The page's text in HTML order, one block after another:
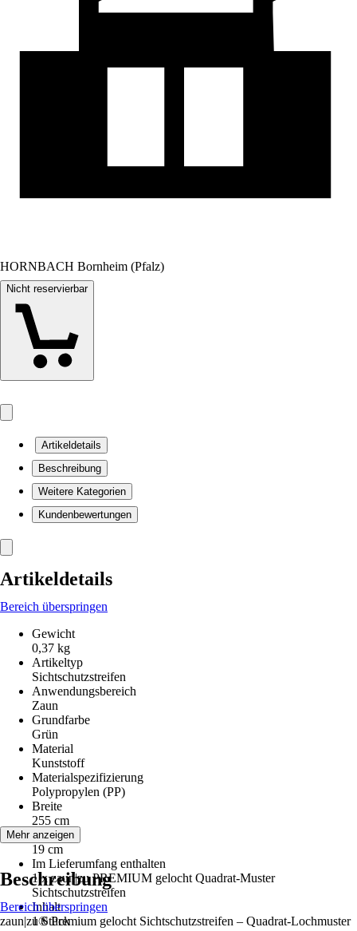
HORNBACH Bornheim (Pfalz)
Nicht reservierbar
Artikeldetails
Beschreibung
Weitere Kategorien
Kundenbewertungen
Artikeldetails
Bereich überspringen
Gewicht
0,37 kg
Artikeltyp
Sichtschutzstreifen
Anwendungsbereich
Zaun
Grundfarbe
Grün
Material
Kunststoff
Materialspezifizierung
Polypropylen (PP)
Breite
255 cm
Höhe
19 cm
Im Lieferumfang enthalten
1 x zaun|zu PREMIUM gelocht Quadrat-Muster
Sichtschutzstreifen
Inhalt
1 Stück
Mehr anzeigen
Beschreibung
Bereich überspringen
zaun|zu® Premium gelocht Sichtschutzstreifen – Quadrat-Lochmuster